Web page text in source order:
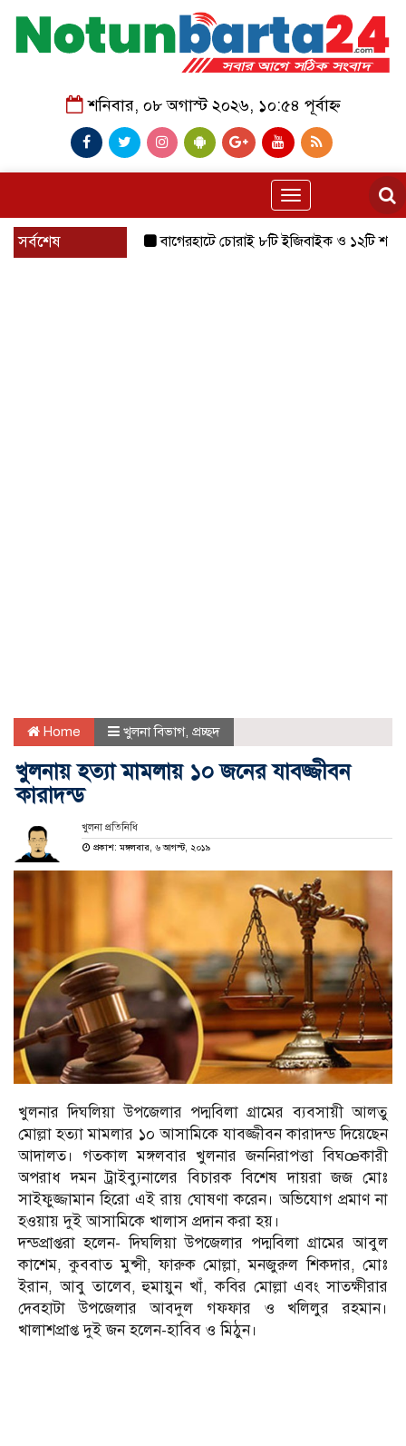
শনিবার, ০৮ অগাস্ট ২০২৬, ১০:৫৪ পূর্বাহ্ন
Toggle
navigation
সর্বশেষ বাগেরহাটে চোরাই ৮টি ইজিবাইক ও ১২টি
Home খুলনা বিভাগ, প্রচ্ছদ
খুলনায় হত্যা মামলায় ১০ জনের যাবজ্জীবন
কারাদন্ড
খুলনা প্রতিনিধি
প্রকাশ: মঙ্গলবার, ৬ আগস্ট, ২০১৯
খুলনার দিঘলিয়া উপজেলার পদ্মবিলা গ্রামের ব্যবসায়ী আলতু
মোল্লা হত্যা মামলার ১০ আসামিকে যাবজ্জীবন কারাদন্ড দিয়েছেন
আদালত। গতকাল মঙ্গলবার খুলনার জননিরাপত্তা বিঘœকারী
অপরাধ দমন ট্রাইব্যুনালের বিচারক বিশেষ দায়রা জজ মোঃ
সাইফুজ্জামান হিরো এই রায় ঘোষণা করেন। অভিযোগ প্রমাণ না
হওয়ায় দুই আসামিকে খালাস প্রদান করা হয়।
দন্ডপ্রাপ্তরা হলেন- দিঘলিয়া উপজেলার পদ্মবিলা গ্রামের আবুল
কাশেম, কুববাত মুন্সী, ফারুক মোল্লা, মনজুরুল শিকদার, মোঃ
ইরান, আবু তালেব, হুমায়ুন খাঁ, কবির মোল্লা এবং সাতক্ষীরার
দেবহাটা উপজেলার আবদুল গফফার ও খলিলুর রহমান।
খালাশপ্রাপ্ত দুই জন হলেন-হাবিব ও মিঠুন।